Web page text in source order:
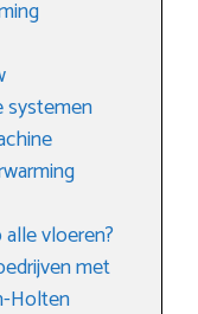
systemen
vloeren?
met
Holten